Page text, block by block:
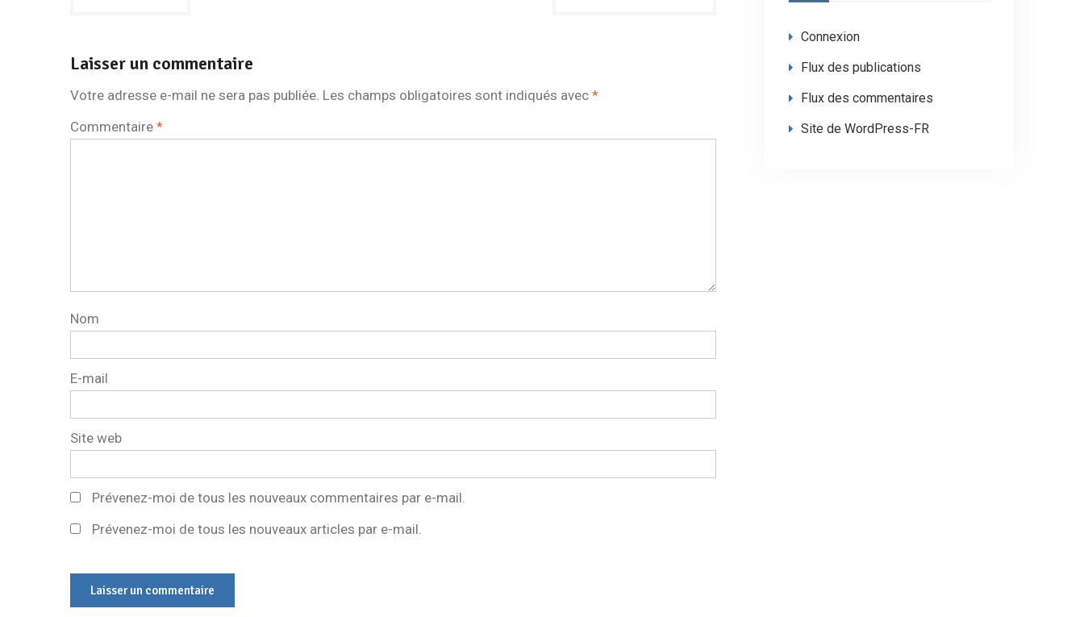
Laisser un commentaire
Votre adresse e-mail ne sera pas publiée. Les champs obligatoires sont indiqués avec *
Commentaire *
Nom
E-mail
Site web
Prévenez-moi de tous les nouveaux commentaires par e-mail.
Prévenez-moi de tous les nouveaux articles par e-mail.
Connexion
Flux des publications
Flux des commentaires
Site de WordPress-FR